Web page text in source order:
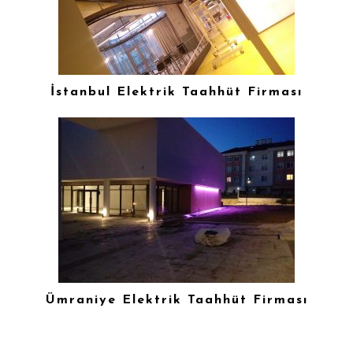
İstanbul Elektrik Taahhüt Firması
Ümraniye Elektrik Taahhüt Firması